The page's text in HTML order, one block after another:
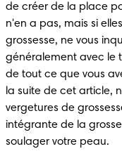
de créer de la place
n'en a pas, mais si
grossesse, ne vous
généralement avec le
de tout ce que vous
la suite de cet article,
vergetures de
intégrante de la
soulager votre peau.